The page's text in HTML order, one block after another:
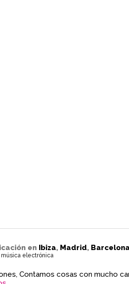
en Ibiza, Madrid, Barcelona
electrónica
Contamos cosas con mucho